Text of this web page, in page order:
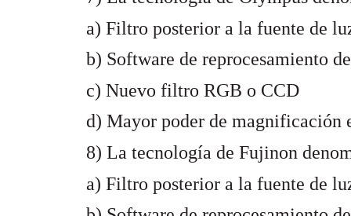
a) Filtro posterior a la fuente de
b) Software de reprocesamiento
c) Nuevo filtro RGB o CCD
d) Mayor poder de magnificación
8) La tecnología de Fujinon
a) Filtro posterior a la fuente de